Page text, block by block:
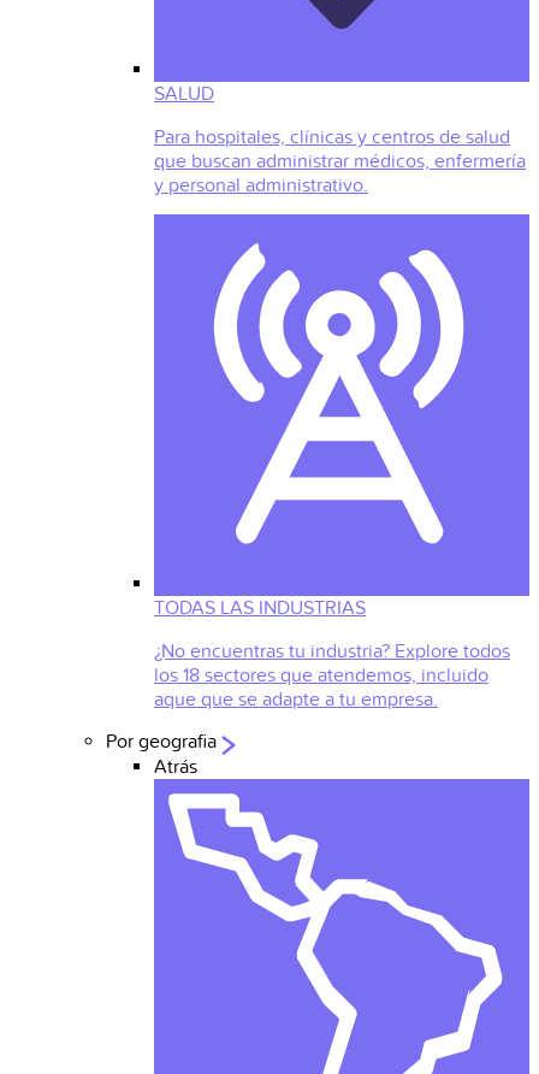
SALUD
Para hospitales, clínicas y centros de salud
que buscan administrar médicos, enfermería
y personal administrativo.
TODAS LAS INDUSTRIAS
¿No encuentras tu industria? Explore todos
los 18 sectores que atendemos, incluido
aque que se adapte a tu empresa.
Por geografia
Atrás